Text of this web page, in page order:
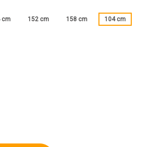
cm 152 cm 158 cm 104 cm